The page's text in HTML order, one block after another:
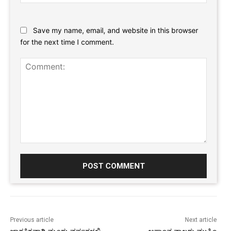
Save my name, email, and website in this browser
for the next time I comment.
Previous article Next article